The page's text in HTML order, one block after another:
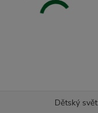
Dětský svět